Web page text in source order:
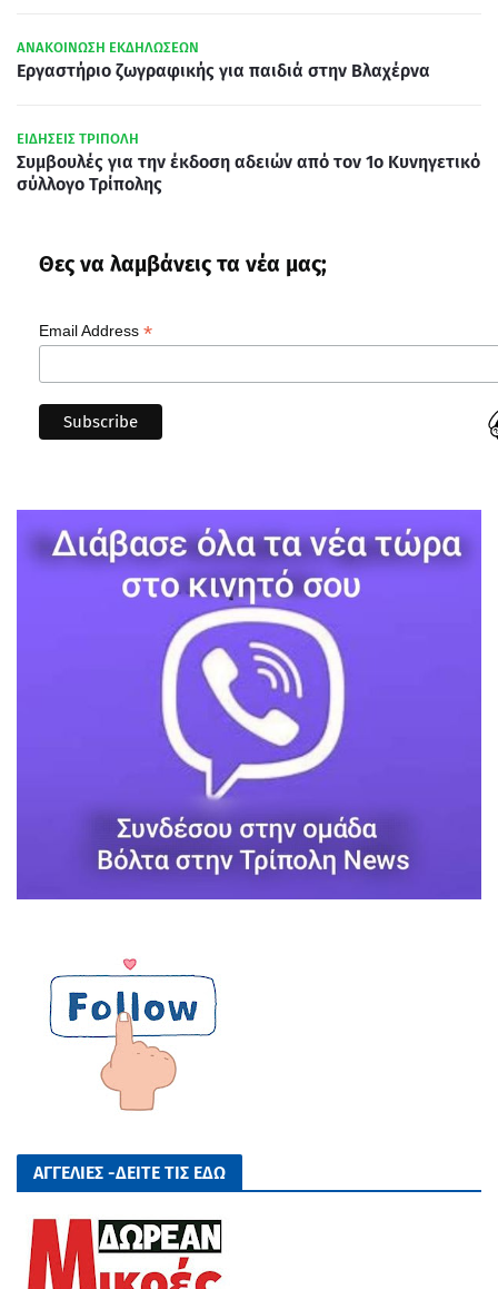
ΑΝΑΚΟΙΝΩΣΗ ΕΚΔΗΛΩΣΕΩΝ
Εργαστήριο ζωγραφικής για παιδιά στην Βλαχέρνα
ΕΙΔΗΣΕΙΣ ΤΡΙΠΟΛΗ
Συμβουλές για την έκδοση αδειών από τον 1ο Κυνηγετικό
σύλλογο Τρίπολης
Θες να λαμβάνεις τα νέα μας;
Email Address *
ΑΓΓΕΛΙΕΣ -ΔΕΙΤΕ ΤΙΣ ΕΔΩ